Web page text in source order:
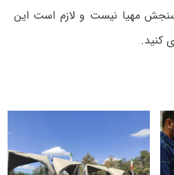
مهیا نیست و لازم است این
کنید.